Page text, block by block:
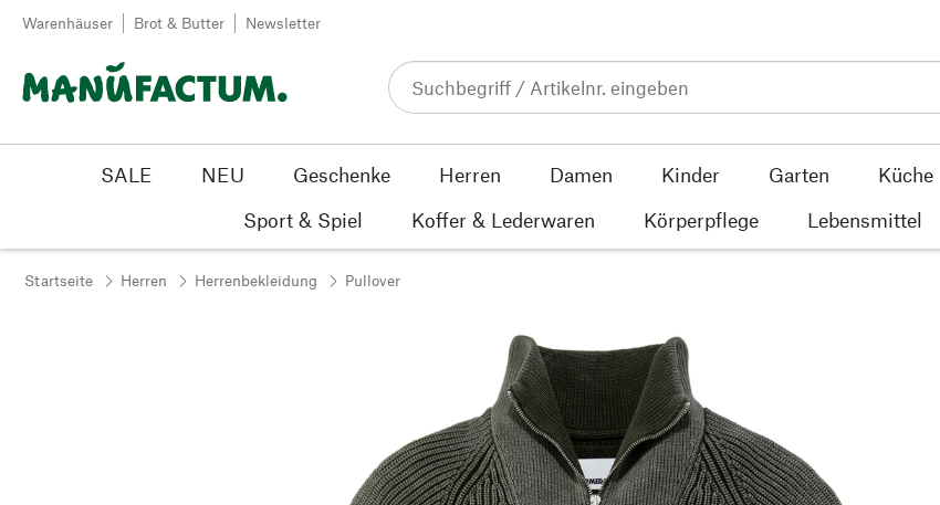
Zum Inhalt springen
Warenhäuser Brot & Butter Newsletter
SALE NEU Geschenke Herren Damen Kinder Garten Küche
Sport & Spiel
Koffer & Lederwaren Körperpflege Lebensmittel
Startseite Herren Herrenbekleidung Pullover